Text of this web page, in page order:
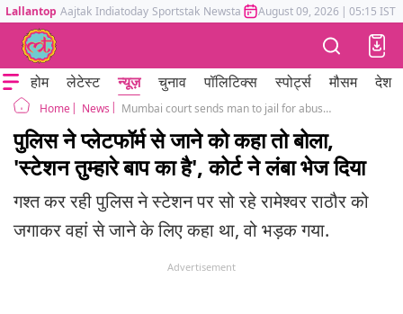
Lallantop Aajtak Indiatoday Sportstak Newstak Mumbai Tak Astrotak
August 09, 2026 | 05:15 IST
होम लेटेस्ट न्यूज़ चुनाव पॉलिटिक्स स्पोर्ट्स मौसम देश
Home News Mumbai court sends man to jail for abusing policemen who woke him up at railway station
पुलिस ने प्लेटफॉर्म से जाने को कहा तो बोला,
'स्टेशन तुम्हारे बाप का है', कोर्ट ने लंबा भेज दिया
गश्त कर रही पुलिस ने स्टेशन पर सो रहे रामेश्वर राठौर को
जगाकर वहां से जाने के लिए कहा था, वो भड़क गया.
Advertisement